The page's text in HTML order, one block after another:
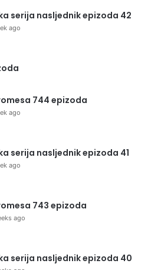
serija nasljednik epizoda 42
ago
744 epizoda
ago
serija nasljednik epizoda 41
ago
743 epizoda
ago
serija nasljednik epizoda 40